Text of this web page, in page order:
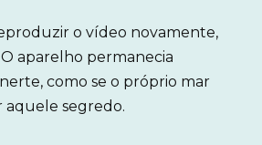
o vídeo novamente,
O aparelho permanecia
como se o próprio mar
aquele segredo.